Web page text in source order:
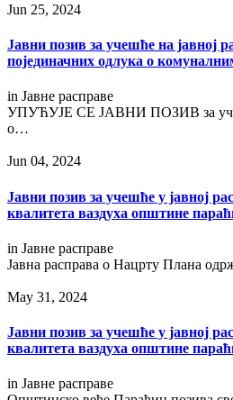
Jun 25, 2024
Јавни позив за учешће на јавној
појединачних одлука о
in Јавне расправе
УПУЋУЈЕ СЕ ЈАВНИ ПОЗИВ за
о…
Jun 04, 2024
Јавни позив за учешће у јавној
квалитета ваздуха општине
in Јавне расправе
Јавна расправа о Нацрту Плана
May 31, 2024
Јавни позив за учешће у јавној
квалитета ваздуха општине
in Јавне расправе